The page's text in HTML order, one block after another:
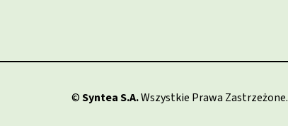
©Syntea S.A.Wszystkie Prawa Zastrzeżone.